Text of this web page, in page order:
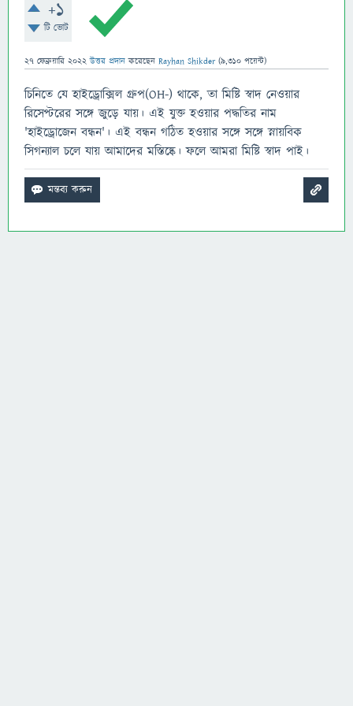
+1
টি ভোট
27 ফেব্রুয়ারি 2022 উত্তর প্রদান করেছেন Rayhan Shikder (9,310 পয়েন্ট)
চিনিতে যে হাইড্রোক্সিল গ্রুপ(OH-) থাকে, তা মিষ্টি স্বাদ নেওয়ার
রিসেপ্টরের সঙ্গে জুড়ে যায়। এই যুক্ত হওয়ার পদ্ধতির নাম
'হাইড্রোজেন বন্ধন'। এই বন্ধন গঠিত হওয়ার সঙ্গে সঙ্গে স্নায়বিক
সিগন্যাল চলে যায় আমাদের মস্তিষ্কে। ফলে আমরা মিষ্টি স্বাদ পাই।